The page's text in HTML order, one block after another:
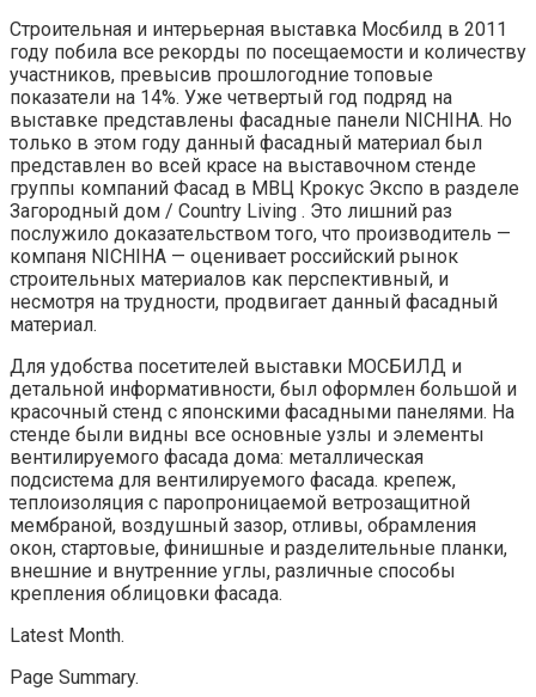
Строительная и интерьерная выставка Мосбилд в 2011
году побила все рекорды по посещаемости и количеству
участников, превысив прошлогодние топовые
показатели на 14%. Уже четвертый год подряд на
выставке представлены фасадные панели NICHIHA. Но
только в этом году данный фасадный материал был
представлен во всей красе на выставочном стенде
группы компаний Фасад в МВЦ Крокус Экспо в разделе
Загородный дом / Country Living . Это лишний раз
послужило доказательством того, что производитель —
компаня NICHIHA — оценивает российский рынок
строительных материалов как перспективный, и
несмотря на трудности, продвигает данный фасадный
материал.
Для удобства посетителей выставки МОСБИЛД и
детальной информативности, был оформлен большой и
красочный стенд с японскими фасадными панелями. На
стенде были видны все основные узлы и элементы
вентилируемого фасада дома: металлическая
подсистема для вентилируемого фасада. крепеж,
теплоизоляция с паропроницаемой ветрозащитной
мембраной, воздушный зазор, отливы, обрамления
окон, стартовые, финишные и разделительные планки,
внешние и внутренние углы, различные способы
крепления облицовки фасада.
Latest Month.
Page Summary.